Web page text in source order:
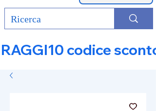
RAGGI10 codice